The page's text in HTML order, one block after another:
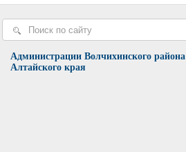
Администрации Волчихинского района
Алтайского края